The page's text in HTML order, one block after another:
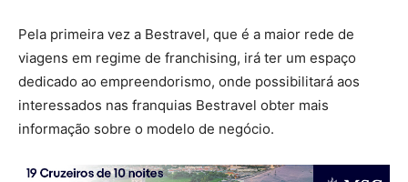
Pela primeira vez a Bestravel, que é a maior rede de
viagens em regime de franchising, irá ter um espaço
dedicado ao empreendorismo, onde possibilitará aos
interessados nas franquias Bestravel obter mais
informação sobre o modelo de negócio.